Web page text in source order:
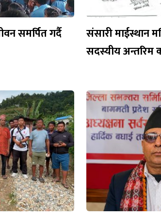
समर्पित गर्दै
संसारी माईस्थान
सदस्यीय अन्तरिम